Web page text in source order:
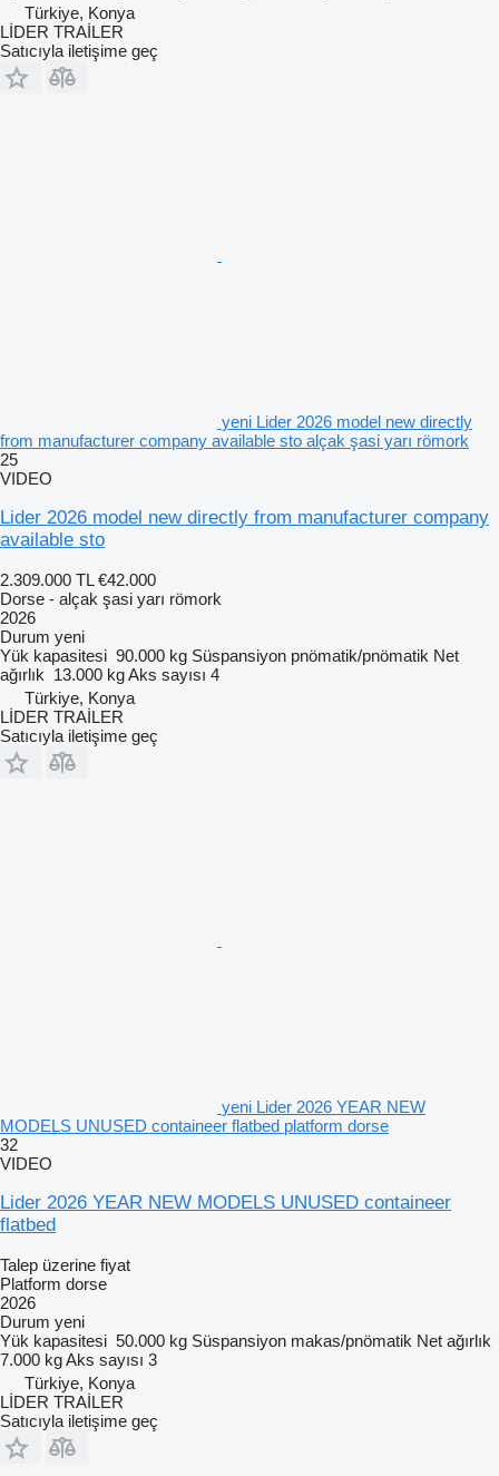
Türkiye, Konya
LİDER TRAİLER
Satıcıyla iletişime geç
yeni Lider 2026 model new directly
from manufacturer company available sto alçak şasi yarı römork
25
VIDEO
Lider 2026 model new directly from manufacturer company
available sto
2.309.000 TL €42.000
Dorse - alçak şasi yarı römork
2026
Durum yeni
Yük kapasitesi 90.000 kg Süspansiyon pnömatik/pnömatik Net
ağırlık 13.000 kgAks sayısı 4
Türkiye, Konya
LİDER TRAİLER
Satıcıyla iletişime geç
yeni Lider 2026 YEAR NEW
MODELS UNUSED containeer flatbed platform dorse
32
VIDEO
Lider 2026 YEAR NEW MODELS UNUSED containeer
flatbed
Talep üzerine fiyat
Platform dorse
2026
Durum yeni
Yük kapasitesi 50.000 kg Süspansiyon makas/pnömatik Net ağırlık
7.000 kgAks sayısı 3
Türkiye, Konya
LİDER TRAİLER
Satıcıyla iletişime geç